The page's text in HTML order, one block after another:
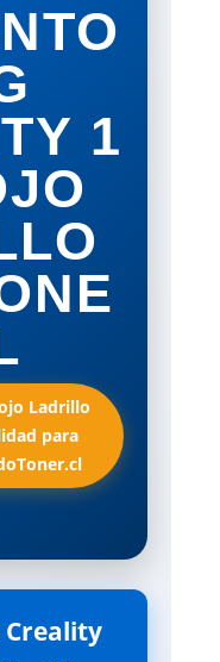
1
Ladrillo 
para
Creality